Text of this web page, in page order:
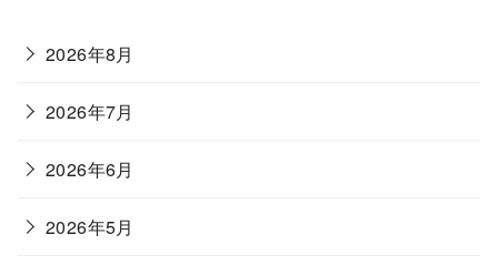
2026年8月
2026年7月
2026年6月
2026年5月